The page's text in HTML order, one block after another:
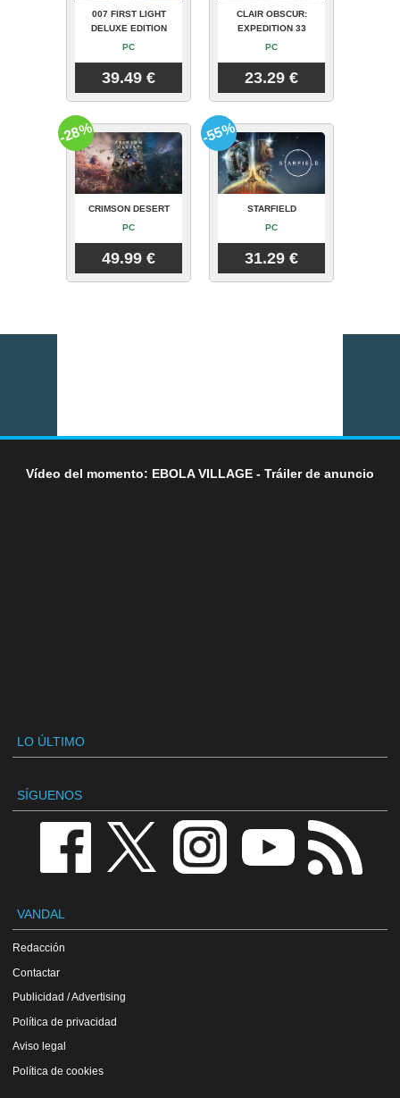
007 FIRST LIGHT
DELUXE EDITION
PC
39.49 €
CLAIR OBSCUR:
EXPEDITION 33
PC
23.29 €
CRIMSON DESERT
PC
49.99 €
-28%
STARFIELD
PC
31.29 €
-55%
Vídeo del momento: EBOLA VILLAGE - Tráiler de anuncio
LO ÚLTIMO
SÍGUENOS
VANDAL
Redacción
Contactar
Publicidad / Advertising
Política de privacidad
Aviso legal
Política de cookies